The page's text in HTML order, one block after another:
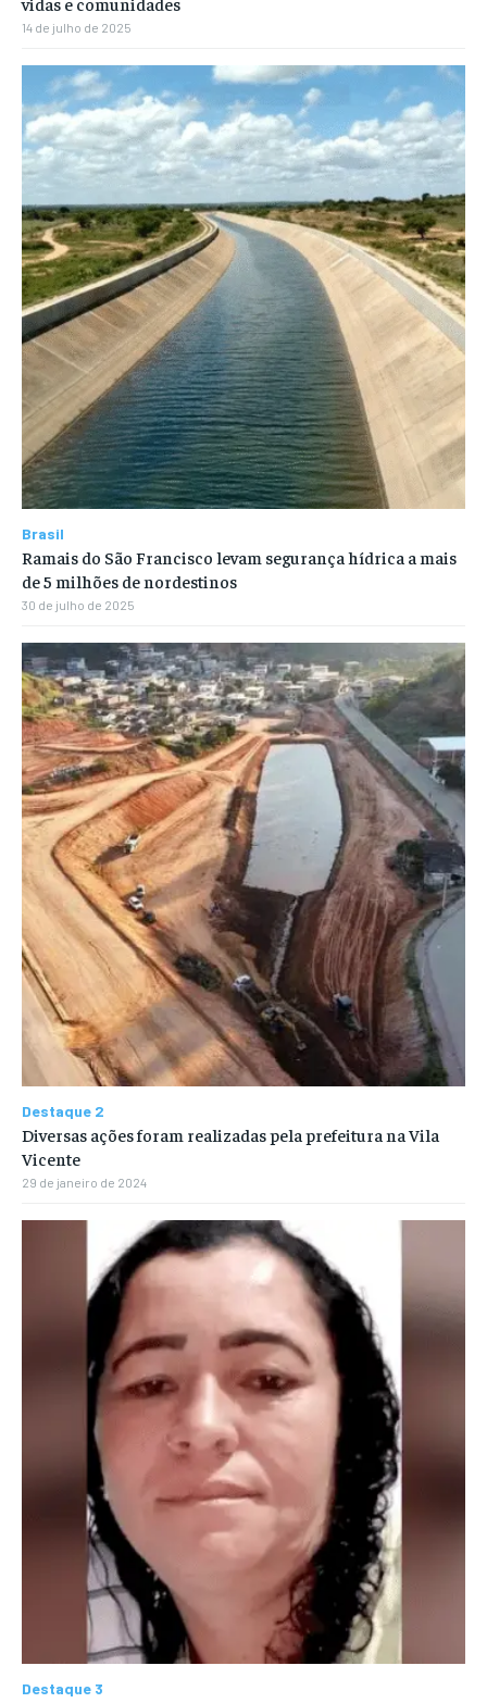
14 de julho de 2025
Brasil
Ramais do São Francisco levam segurança hídrica a mais
de 5 milhões de nordestinos
30 de julho de 2025
Destaque 2
Diversas ações foram realizadas pela prefeitura na Vila
Vicente
29 de janeiro de 2024
Destaque 3